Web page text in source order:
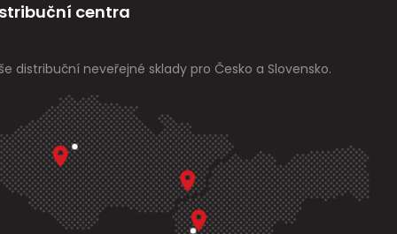
centra
distribuční neveřejné sklady pro Česko a Slovensko.